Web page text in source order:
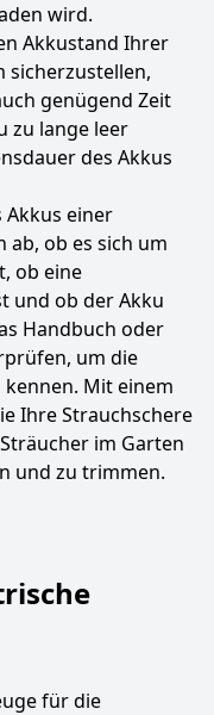
wird.
Akkustand Ihrer
sicherzustellen,
genügend Zeit
zu lange leer
des Akkus
Akkus einer
ab, ob es sich um
ob eine
und ob der Akku
Handbuch oder
um die
Mit einem
Ihre Strauchschere
im Garten
und zu trimmen.
für die